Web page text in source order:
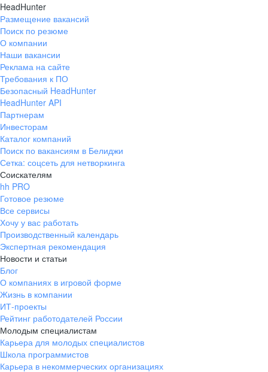
HeadHunter
Размещение вакансий
Поиск по резюме
О компании
Наши вакансии
Реклама на сайте
Требования к ПО
Безопасный HeadHunter
HeadHunter API
Партнерам
Инвесторам
Каталог компаний
Поиск по вакансиям в Белиджи
Сетка: соцсеть для нетворкинга
Соискателям
hh PRO
Готовое резюме
Все сервисы
Хочу у вас работать
Производственный календарь
Экспертная рекомендация
Новости и статьи
Блог
О компаниях в игровой форме
Жизнь в компании
ИТ-проекты
Рейтинг работодателей России
Молодым специалистам
Карьера для молодых специалистов
Школа программистов
Карьера в некоммерческих организациях